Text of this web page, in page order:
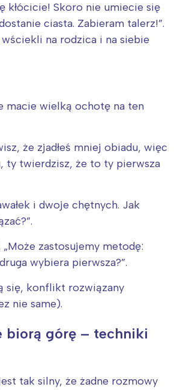
kłócicie! Skoro nie umiecie się
ciasta. Zabieram talerz!”.
na rodzica i na siebie
macie wielką ochotę na ten
że zjadłeś mniej obiadu, więc
ty twierdzisz, że to ty pierwsza
i dwoje chętnych. Jak
zastosujemy metodę:
wybiera pierwsza?”.
się, konflikt rozwiązany
nie same).
biorą górę – techniki
tak silny, że żadne rozmowy